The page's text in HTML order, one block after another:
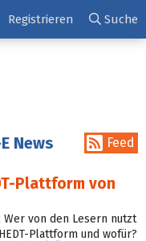
Registrieren Suche
News Feed
Plattform von
Wer von den Lesern nutzt
Plattform und wofür?